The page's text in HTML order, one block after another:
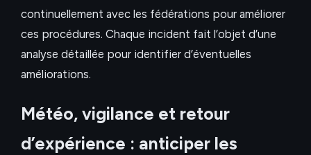
continuellement avec les fédérations pour améliorer
ces procédures. Chaque incident fait l’objet d’une
analyse détaillée pour identifier d’éventuelles
améliorations.
Météo, vigilance et retour
d’expérience : anticiper les